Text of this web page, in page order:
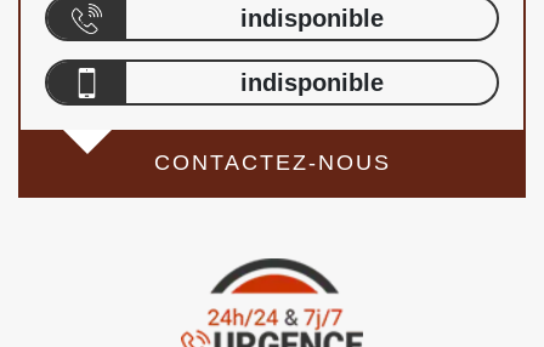
indisponible
indisponible
CONTACTEZ-NOUS